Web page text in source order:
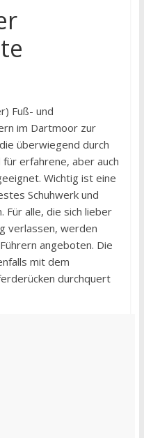
Fuß- und
im Dartmoor zur
überwiegend durch
erfahrene, aber auch
Wichtig ist eine
Schuhwerk und
Für alle, die sich lieber
verlassen, werden
angeboten. Die
mit dem
durchquert